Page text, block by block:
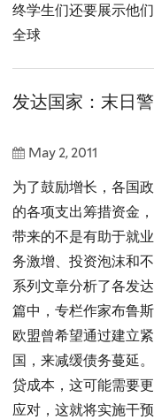
终学生们还要展示他
全球
发达国家：末日
May 2, 2011
为了鼓励增长，各国
的各项支出筹措资金
带来的不是有助于就
务激增、投资泡沫和
系列文章分析了各发
篇中，专栏作家布鲁
欧盟曾希望通过建立
国，来减缓债务蔓延
贷成本，这可能需要
应对，这就将实施干